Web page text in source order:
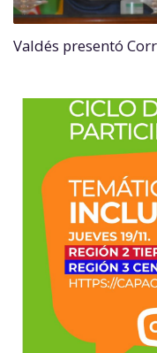
Valdés presentó